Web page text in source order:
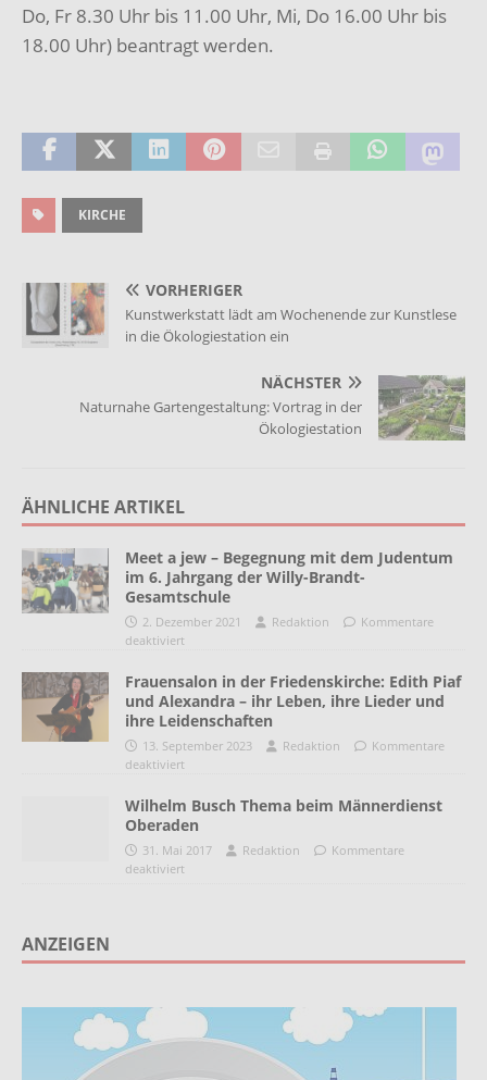
Do, Fr 8.30 Uhr bis 11.00 Uhr, Mi, Do 16.00 Uhr bis
18.00 Uhr) beantragt werden.
KIRCHE
VORHERIGER
Kunstwerkstatt lädt am Wochenende zur Kunstlese
in die Ökologiestation ein
NÄCHSTER
Naturnahe Gartengestaltung: Vortrag in der
Ökologiestation
ÄHNLICHE ARTIKEL
Meet a jew – Begegnung mit dem Judentum
im 6. Jahrgang der Willy-Brandt-
Gesamtschule
2. Dezember 2021 Redaktion
Kommentare
deaktiviert
Frauensalon in der Friedenskirche: Edith Piaf
und Alexandra – ihr Leben, ihre Lieder und
ihre Leidenschaften
13. September 2023 Redaktion
Kommentare
deaktiviert
Wilhelm Busch Thema beim Männerdienst
Oberaden
31. Mai 2017 Redaktion
Kommentare
deaktiviert
ANZEIGEN